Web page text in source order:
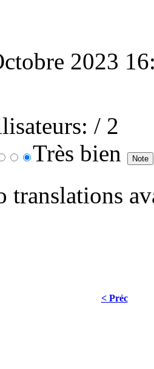
2023
/ 2
Très bien
translations
< Préc